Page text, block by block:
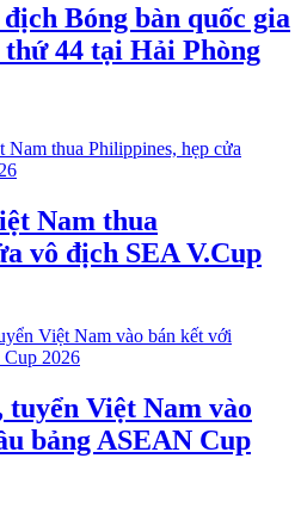
Bóng bàn quốc gia
44 tại Hải Phòng
Nam thua
vô địch SEA V.Cup
Việt Nam vào
bảng ASEAN Cup